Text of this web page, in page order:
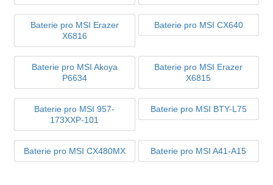
Baterie pro MSI Erazer
X6816
Baterie pro MSI CX640
Baterie pro MSI Akoya
P6634
Baterie pro MSI Erazer
X6815
Baterie pro MSI 957-
173XXP-101
Baterie pro MSI BTY-L75
Baterie pro MSI CX480MX Baterie pro MSI A41-A15